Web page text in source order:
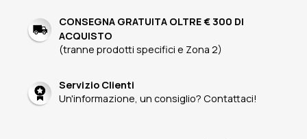
CONSEGNA GRATUITA OLTRE € 300 DI
ACQUISTO
(tranne prodotti specifici e Zona 2)
Servizio Clienti
Un'informazione, un consiglio? Contattaci!